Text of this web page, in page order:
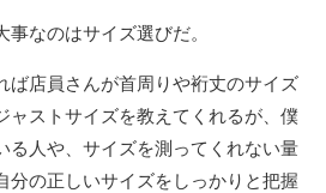
なのはサイズ選びだ。
ば店員さんが首周りや裄丈のサイズ
ャストサイズを教えてくれるが、僕
る人や、サイズを測ってくれない量
分の正しいサイズをしっかりと把握